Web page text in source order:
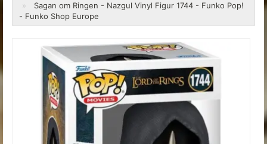
Sagan om Ringen - Nazgul Vinyl Figur 1744 - Funko Pop!
- Funko Shop Europe